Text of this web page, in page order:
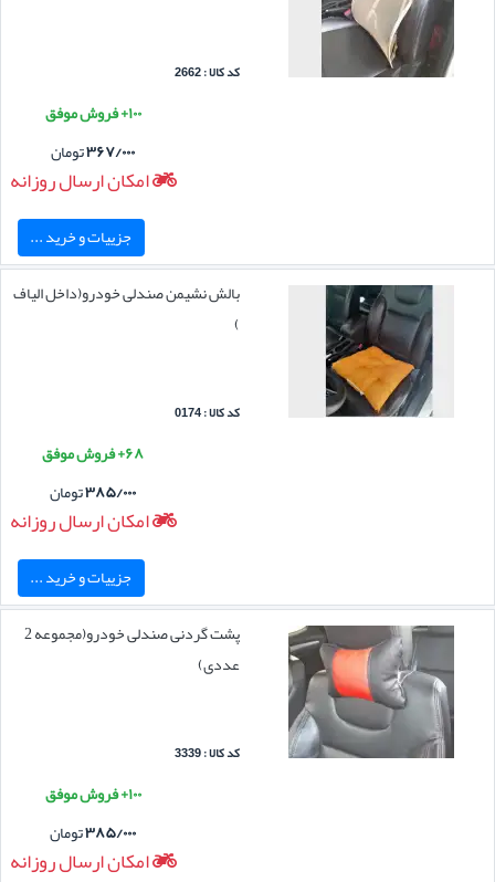
کد کالا : 2662
۱۰۰+ فروش موفق
۳۶۷/۰۰۰تومان
امکان ارسال روزانه
جزییات و خرید ...
بالش نشیمن صندلی خودرو(داخل الیاف
)
کد کالا : 0174
۶۸+ فروش موفق
۳۸۵/۰۰۰تومان
امکان ارسال روزانه
جزییات و خرید ...
پشت گردنی صندلی خودرو(مجموعه 2
عددی)
کد کالا : 3339
۱۰۰+ فروش موفق
۳۸۵/۰۰۰تومان
امکان ارسال روزانه